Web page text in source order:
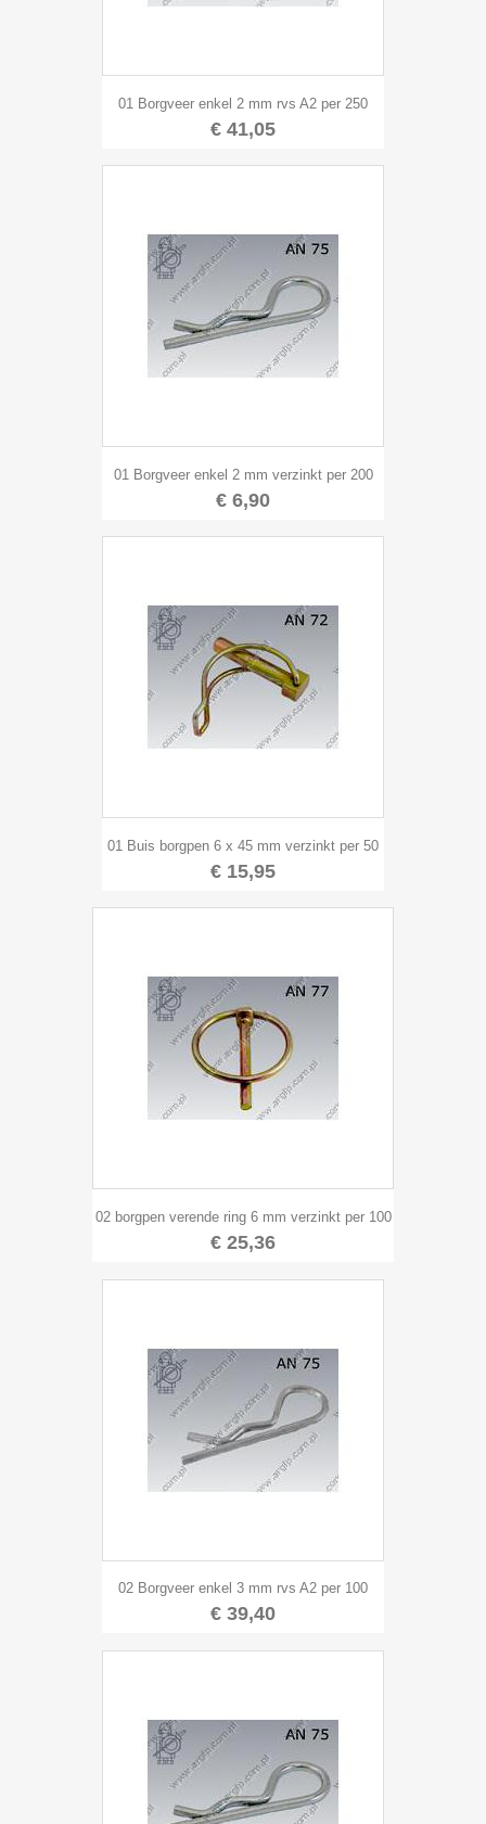
01 Borgveer enkel 2 mm rvs A2 per 250
€ 41,05
01 Borgveer enkel 2 mm verzinkt per 200
€ 6,90
01 Buis borgpen 6 x 45 mm verzinkt per 50
€ 15,95
02 borgpen verende ring 6 mm verzinkt per 100
€ 25,36
02 Borgveer enkel 3 mm rvs A2 per 100
€ 39,40